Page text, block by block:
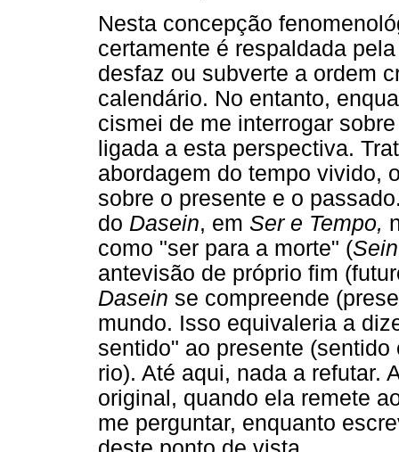
Nesta concepção
certamente é respaldada
desfaz ou subverte a ordem
calendário. No entanto,
cismei de me interrogar
ligada a esta perspectiva.
abordagem do tempo vivido,
sobre o presente e o
do Dasein, em Ser e Tempo,
como "ser para a morte" (
antevisão de próprio fim
Dasein se compreende
mundo. Isso equivaleria a
sentido" ao presente
rio). Até aqui, nada a refutar.
original, quando ela remete
me perguntar, enquanto